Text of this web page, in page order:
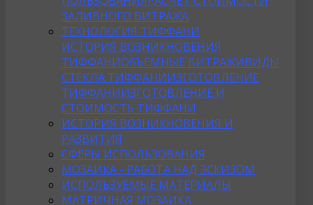
ЗАЛИВНОГО ВИТРАЖА
ТЕХНОЛОГИЯ ТИФФАНИ
ИСТОРИЯ ВОЗНИКНОВЕНИЯ
ТИФФАНИОБЪЕМНЫЕ ВИТРАЖИВИДЫ
СТЕКЛА ТИФФАНИИЗГОТОВЛЕНИЕ
ТИФФАНИИЗГОТОВЛЕНИЕ И
СТОИМОСТЬ ТИФФАНИ
ИСТОРИЯ ВОЗНИКНОВЕНИЯ И
РАЗВИТИЯ
СФЕРЫ ИСПОЛЬЗОВАНИЯ
МОЗАИКА - РАБОТА НАД ЭСКИЗОМ
ИСПОЛЬЗУЕМЫЕ МАТЕРИАЛЫ
МАТРИЧНАЯ МОЗАИКА